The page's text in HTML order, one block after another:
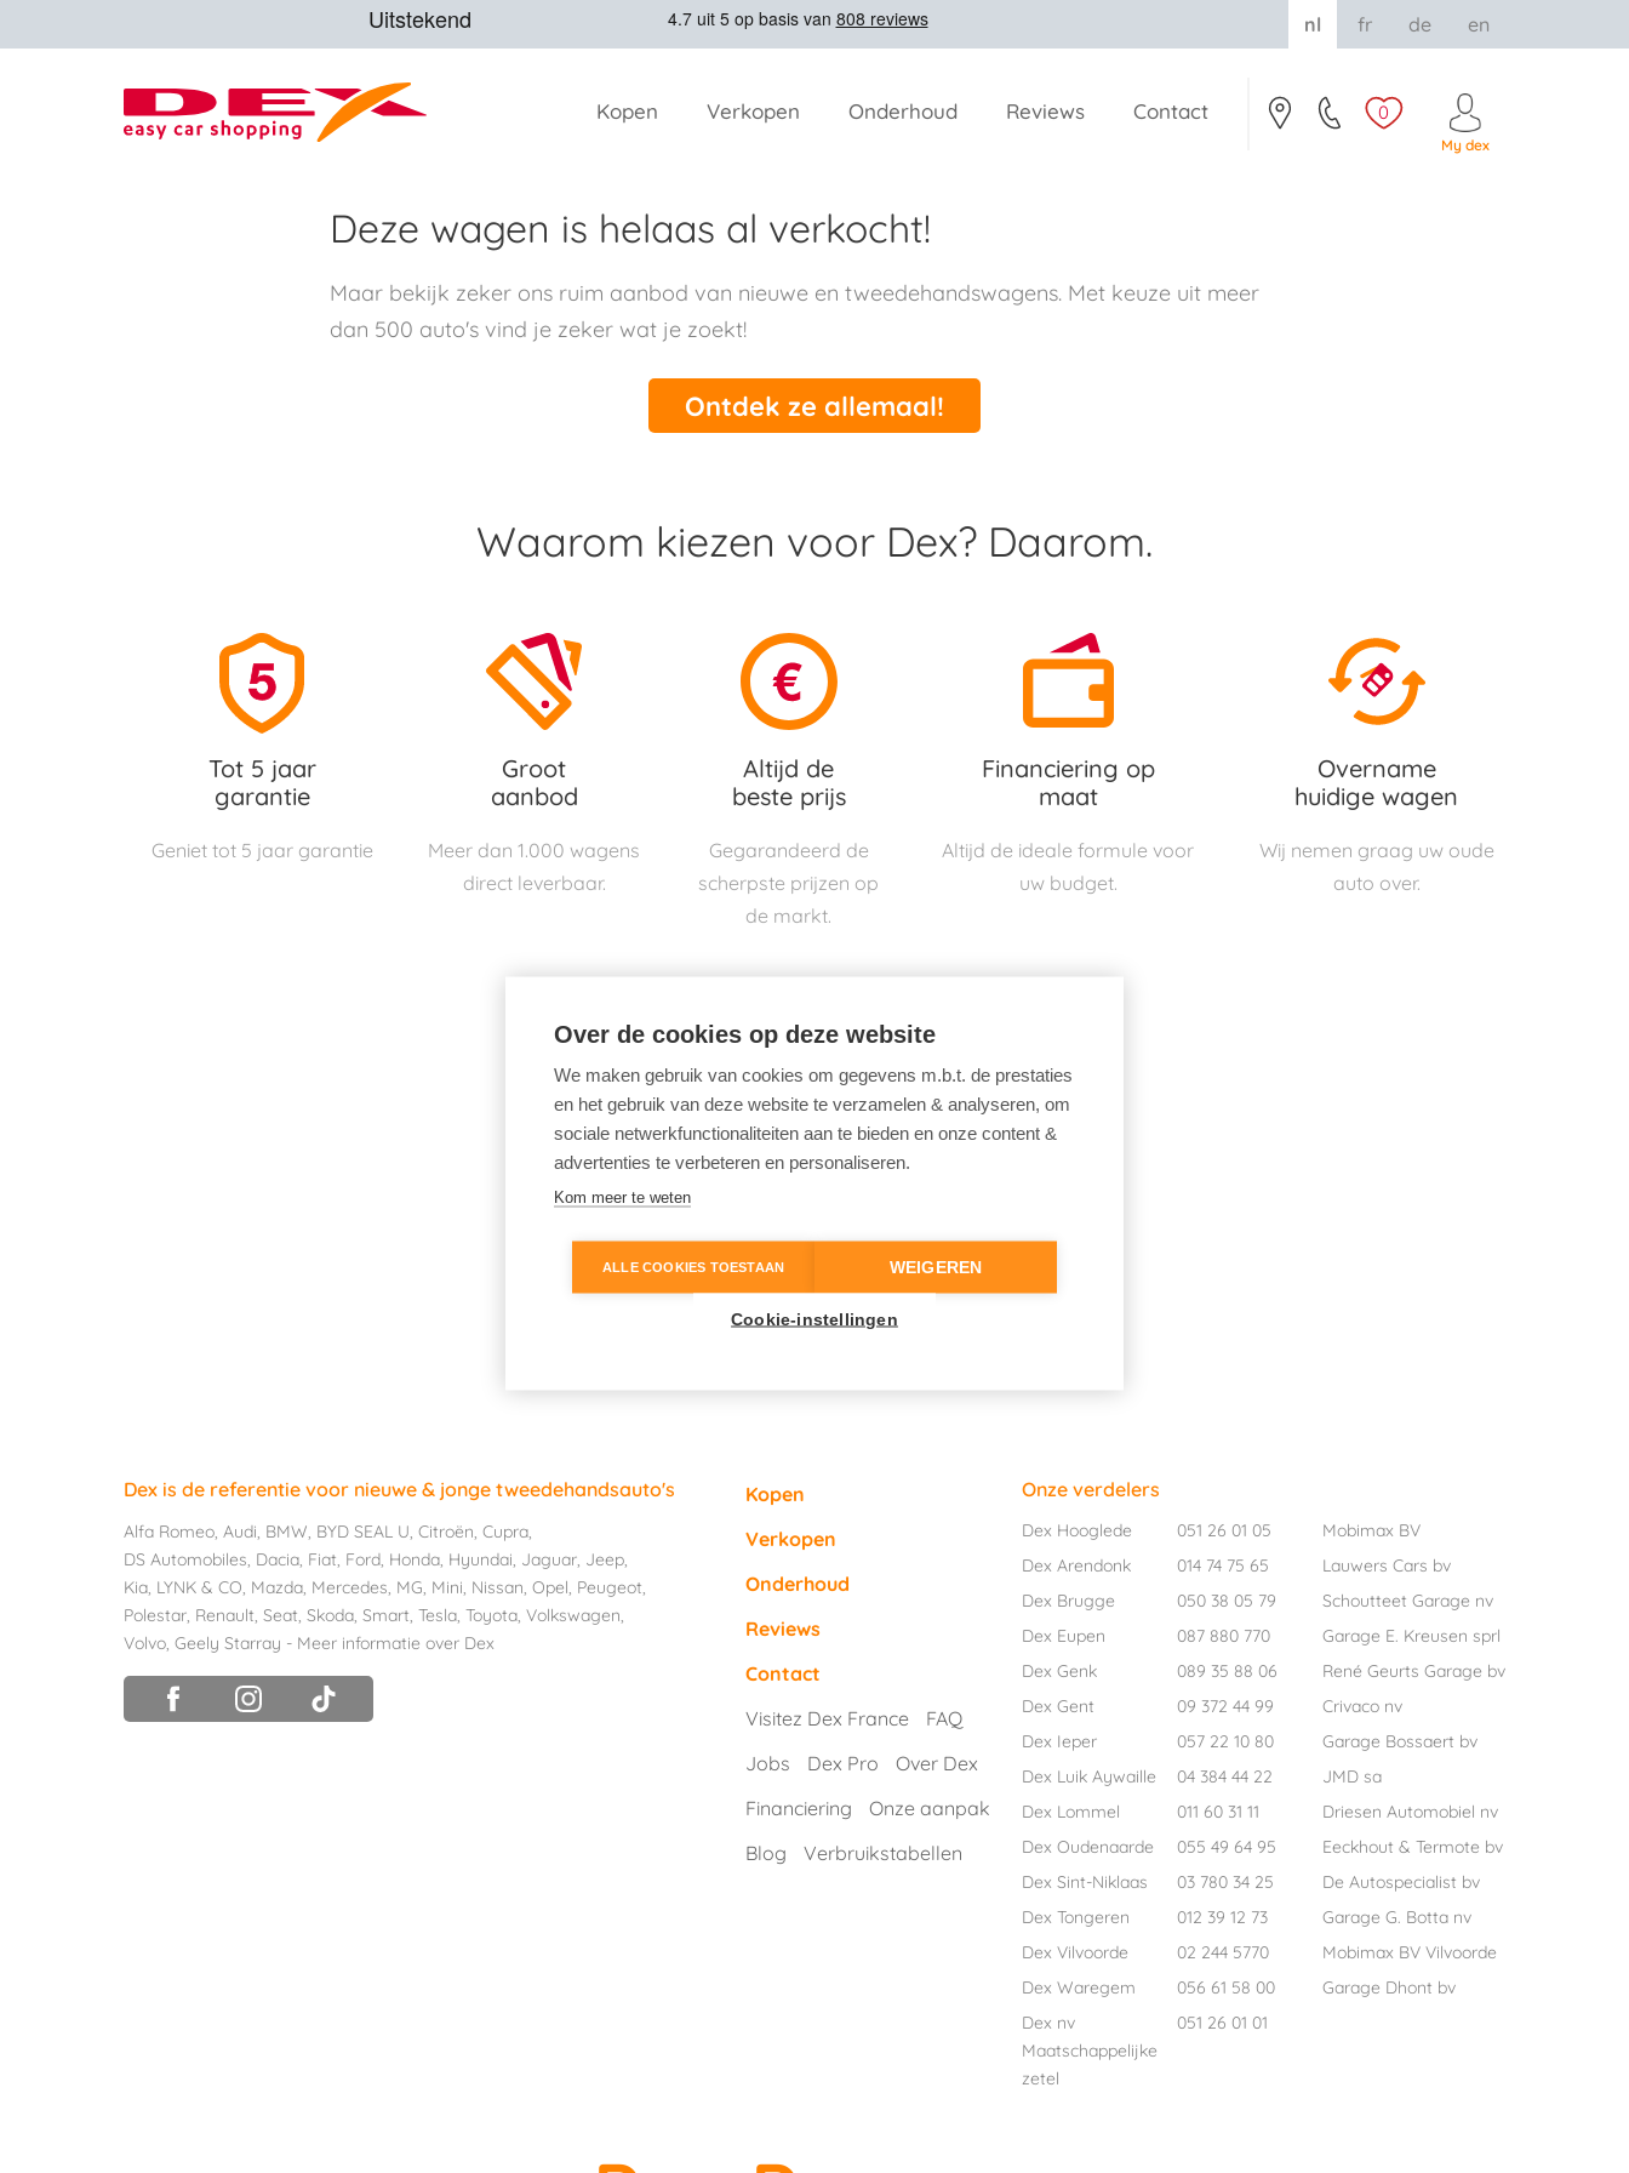
0
My dex
nl fr de en
Kopen Verkopen Onderhoud Reviews Contact
Deze wagen is helaas al verkocht!
Maar bekijk zeker ons ruim aanbod van nieuwe en tweedehandswagens. Met keuze uit meer
dan 500 auto's vind je zeker wat je zoekt!
Ontdek ze allemaal!
Waarom kiezen voor Dex? Daarom.
Tot 5 jaar
garantie
Geniet tot 5 jaar garantie
Groot
aanbod
Meer dan 1.000 wagens
direct leverbaar.
Altijd de
beste prijs
Gegarandeerd de
scherpste prijzen op
de markt.
Financiering op
maat
Altijd de ideale formule voor
uw budget.
Overname
huidige wagen
Wij nemen graag uw oude
auto over.
Dex is de referentie voor nieuwe & jonge tweedehandsauto's
Alfa Romeo, Audi, BMW, BYD SEAL U, Citroën, Cupra,
DS Automobiles, Dacia, Fiat, Ford, Honda, Hyundai, Jaguar, Jeep,
Kia, LYNK & CO, Mazda, Mercedes, MG, Mini, Nissan, Opel, Peugeot,
Polestar, Renault, Seat, Skoda, Smart, Tesla, Toyota, Volkswagen,
Volvo, Geely Starray - Meer informatie over Dex
Kopen
Verkopen
Onderhoud
Reviews
Contact
Visitez Dex France
FAQ
Jobs
Dex Pro
Over Dex
Financiering
Onze aanpak
Blog
Verbruikstabellen
Onze verdelers
Dex Hooglede 051 26 01 05
Mobimax BV
Dex Arendonk
014 74 75 65
Lauwers Cars bv
Dex Brugge
050 38 05 79
Schoutteet Garage nv
Dex Eupen
087 880 770
Garage E. Kreusen sprl
Dex Genk
089 35 88 06
René Geurts Garage bv
Dex Gent
09 372 44 99
Crivaco nv
Dex Ieper
057 22 10 80
Garage Bossaert bv
Dex Luik Aywaille
04 384 44 22
JMD sa
Dex Lommel
011 60 31 11
Driesen Automobiel nv
Dex Oudenaarde
055 49 64 95
Eeckhout & Termote bv
Dex Sint-Niklaas
03 780 34 25
De Autospecialist bv
Dex Tongeren
012 39 12 73
Garage G. Botta nv
Dex Vilvoorde
02 244 5770
Mobimax BV Vilvoorde
Dex Waregem
056 61 58 00
Garage Dhont bv
Dex nv
Maatschappelijke
zetel
051 26 01 01
Over de cookies op deze website
We maken gebruik van cookies om gegevens m.b.t. de prestaties
en het gebruik van deze website te verzamelen & analyseren, om
sociale netwerkfunctionaliteiten aan te bieden en onze content &
advertenties te verbeteren en personaliseren.
Kom meer te weten
ALLE COOKIES TOESTAAN WEIGEREN
Cookie-instellingen